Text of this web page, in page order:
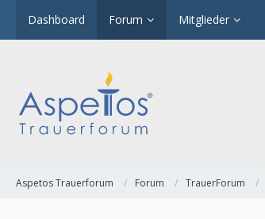
Dashboard Forum Mitglieder
Aspetos Trauerforum Forum TrauerForum